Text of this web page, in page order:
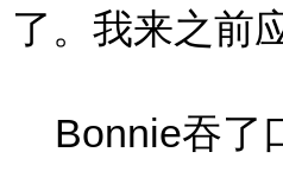
了。我来之前
Bonnie吞了